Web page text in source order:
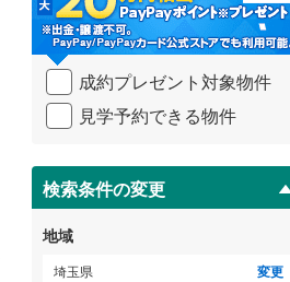
条
件
を
イ
ペ
ジ
に
保
存
す
る
成約プレゼント対象物件
見学予約できる物件
検索条件の変更
地域
埼玉県 変更
秩父郡横瀬町(
)
秩父郡小鹿野町 (0
児玉郡神川町(0)